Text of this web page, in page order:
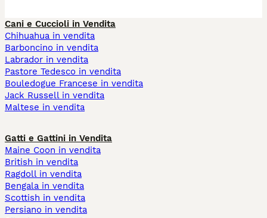
Cani e Cuccioli in Vendita
Chihuahua in vendita
Barboncino in vendita
Labrador in vendita
Pastore Tedesco in vendita
Bouledogue Francese in vendita
Jack Russell in vendita
Maltese in vendita
Gatti e Gattini in Vendita
Maine Coon in vendita
British in vendita
Ragdoll in vendita
Bengala in vendita
Scottish in vendita
Persiano in vendita